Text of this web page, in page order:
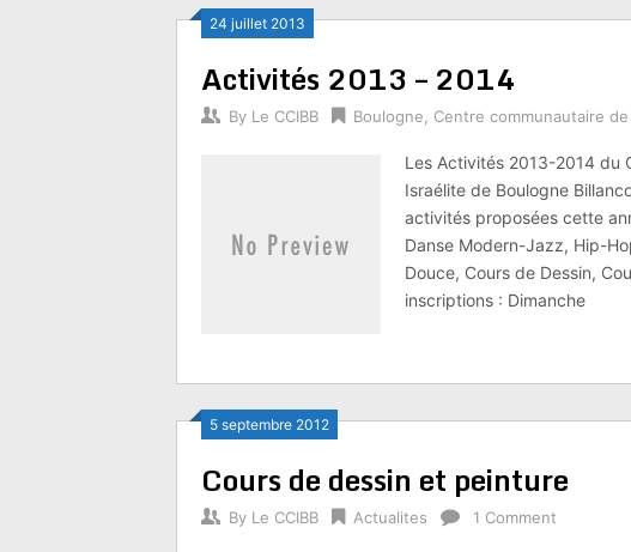
24 juillet 2013
Activités 2013 – 2014
By Le CCIBB Boulogne Centre communautaire
Les Activités 2013-2014 du
Israélite de Boulogne
activités proposées cette
Danse Modern-Jazz, Hip-
Douce, Cours de Dessin,
inscriptions : Dimanche
5 septembre 2012
Cours de dessin et peinture
By Le CCIBB Actualites 1 Comment